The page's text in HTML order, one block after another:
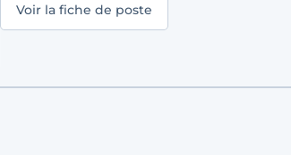
Voir la fiche de poste